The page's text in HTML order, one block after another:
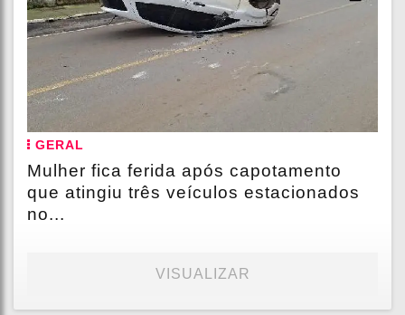
GERAL
Mulher fica ferida após capotamento
que atingiu três veículos estacionados
no...
VISUALIZAR